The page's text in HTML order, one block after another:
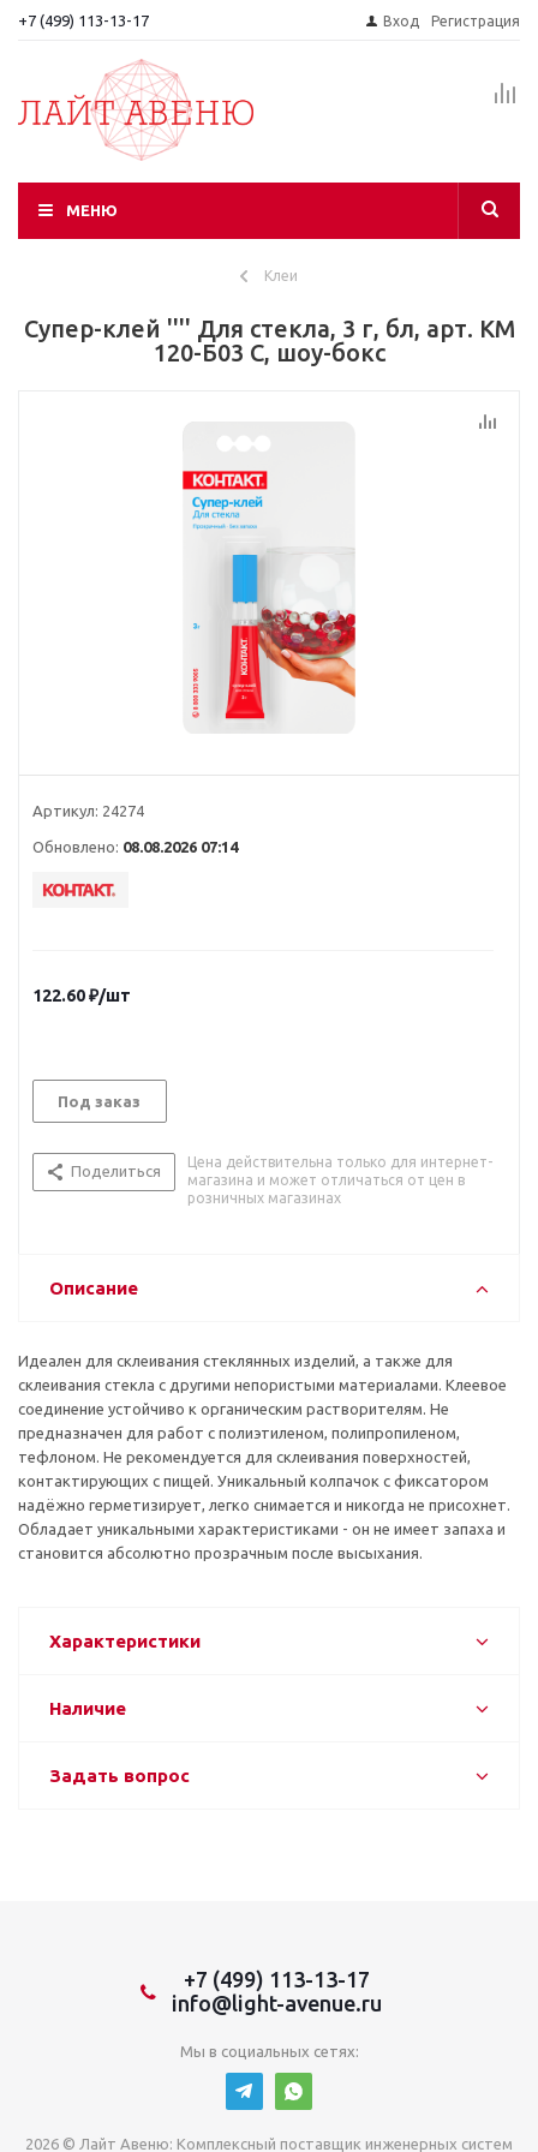
+7 (499) 113-13-17 Вход Регистрация
МЕНЮ
Клеи
Супер-клей '''' Для стекла, 3 г, бл, арт. КМ
120-Б03 С, шоу-бокс
Артикул: 24274
Обновлено: 08.08.2026 07:14
122.60₽/шт
Под заказ
Поделиться
Цена действительна только для интернет-
магазина и может отличаться от цен в
розничных магазинах
Описание
Идеален для склеивания стеклянных изделий, а также для
склеивания стекла с другими непористыми материалами. Клеевое
соединение устойчиво к органическим растворителям. Не
предназначен для работ с полиэтиленом, полипропиленом,
тефлоном. Не рекомендуется для склеивания поверхностей,
контактирующих с пищей. Уникальный колпачок с фиксатором
надёжно герметизирует, легко снимается и никогда не присохнет.
Обладает уникальными характеристиками - он не имеет запаха и
становится абсолютно прозрачным после высыхания.
Характеристики
Наличие
Задать вопрос
+7 (499) 113-13-17
info@light-avenue.ru
Мы в социальных сетях:
2026 © Лайт Авеню: Комплексный поставщик инженерных систем